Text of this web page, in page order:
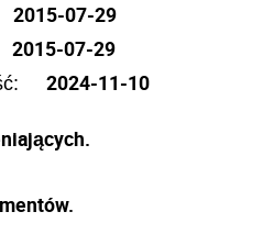
2015-07-29
2015-07-29
2024-11-10